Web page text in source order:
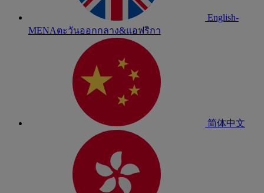
English-
MENAตะวันออกกลาง&แอฟริกา
简体中文